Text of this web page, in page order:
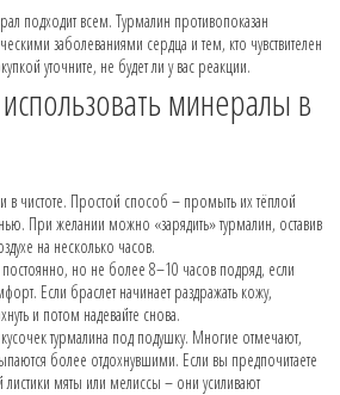
подходит всем. Турмалин противопоказан
заболеваниями сердца и тем, кто чувствителен
уточните, не будет ли у вас реакции.
минералы в
в чистоте. Простой способ – промыть их тёплой
При желании можно «зарядить» турмалин, оставив
на несколько часов.
но не более 8–10 часов подряд, если
Если браслет начинает раздражать кожу,
и потом надевайте снова.
турмалина под подушку. Многие отмечают,
более отдохнувшими. Если вы предпочитаете
мяты или мелиссы – они усиливают